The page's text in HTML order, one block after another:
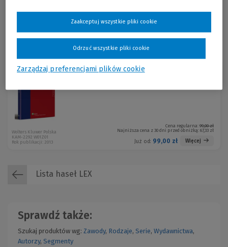
Najniższa cena z 30 dni przed obniżką:
69,00 zł Więcej
Evidence in EU Fraud Cases
Cena regularna: 99,00 zł
Najniższa cena z 30 dni przed obniżką: 67,33 zł
Już od: 99,00 zł Więcej
Wolters Kluwer Polska
KAM-2292 W01Z01
Rok publikacji: 2013
Lista haseł LEX
Sprawdź także:
Szukaj produktów wg: Zawody, Rodzaje, Serie, Wydawnictwa,
Autorzy, Segmenty
Zarządzaj preferencjami plików cookie
Odrzuć wszystkie pliki cookie
Zaakceptuj wszystkie pliki cookie